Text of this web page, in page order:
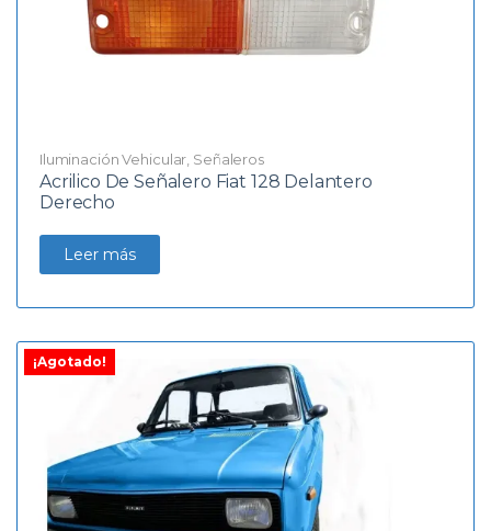
Iluminación Vehicular Señaleros
Acrilico De Señalero Fiat 128 Delantero
Derecho
Leer más
¡Agotado!